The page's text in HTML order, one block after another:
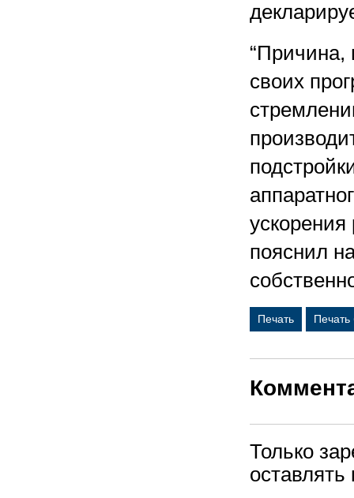
“Причина,
своих
пояснил
Печать Печать
Только